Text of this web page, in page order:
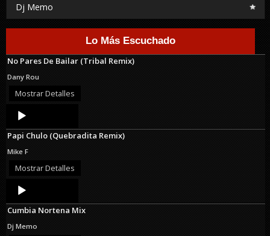
Dj Memo
Lo Más Escuchado
No Pares De Bailar (Tribal Remix)
Dany Rou
Mostrar Detalles
Audio
Player
Papi Chulo (Quebradita Remix)
Mike F
Mostrar Detalles
Audio
Player
Cumbia Nortena Mix
Dj Memo